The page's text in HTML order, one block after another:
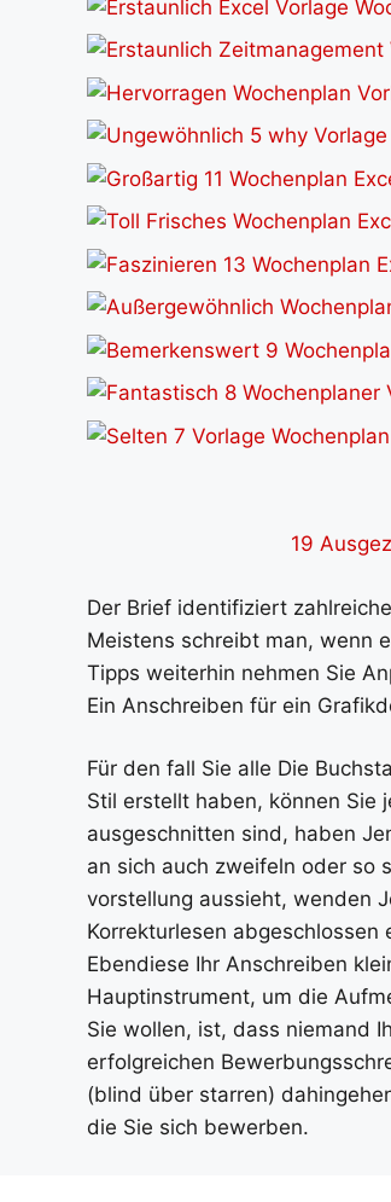
19
Der Brief identifiziert
Meistens schreibt man, wenn
Tipps weiterhin nehmen Sie
Ein Anschreiben für ein
Für den fall Sie alle Die
Stil erstellt haben, können Sie
ausgeschnitten sind, haben
an sich auch zweifeln oder so
vorstellung aussieht, wenden
Korrekturlesen
Ebendiese Ihr Anschreiben
Hauptinstrument, um die
Sie wollen, ist, dass niemand
erfolgreichen
(blind über starren)
die Sie sich bewerben.